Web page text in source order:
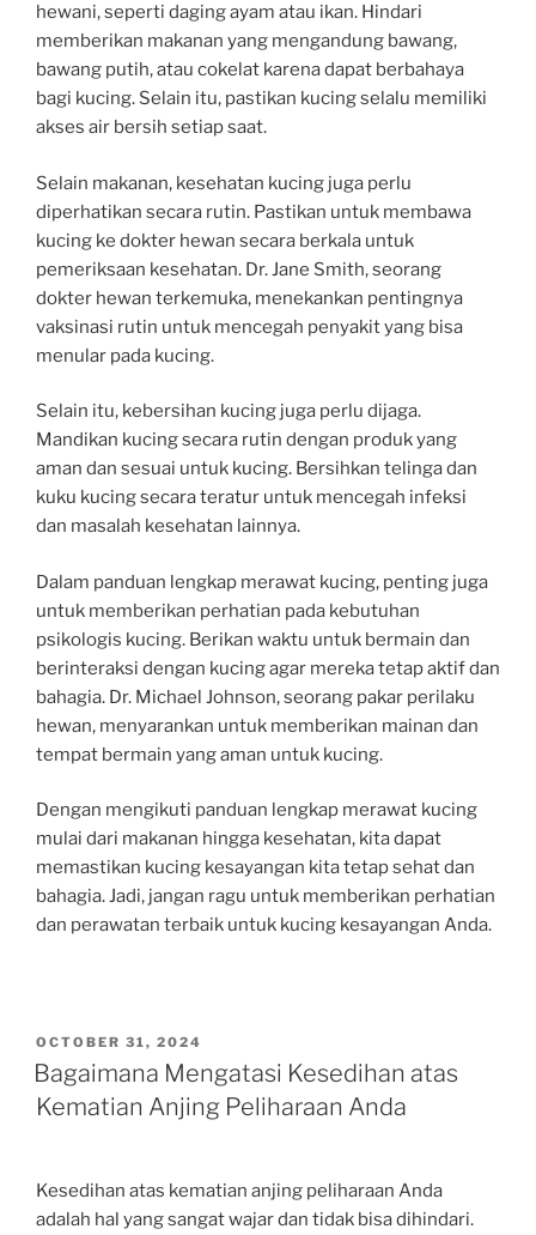
hewani, seperti daging ayam atau ikan. Hindari
memberikan makanan yang mengandung bawang,
bawang putih, atau cokelat karena dapat berbahaya
bagi kucing. Selain itu, pastikan kucing selalu memiliki
akses air bersih setiap saat.
Selain makanan, kesehatan kucing juga perlu
diperhatikan secara rutin. Pastikan untuk membawa
kucing ke dokter hewan secara berkala untuk
pemeriksaan kesehatan. Dr. Jane Smith, seorang
dokter hewan terkemuka, menekankan pentingnya
vaksinasi rutin untuk mencegah penyakit yang bisa
menular pada kucing.
Selain itu, kebersihan kucing juga perlu dijaga.
Mandikan kucing secara rutin dengan produk yang
aman dan sesuai untuk kucing. Bersihkan telinga dan
kuku kucing secara teratur untuk mencegah infeksi
dan masalah kesehatan lainnya.
Dalam panduan lengkap merawat kucing, penting juga
untuk memberikan perhatian pada kebutuhan
psikologis kucing. Berikan waktu untuk bermain dan
berinteraksi dengan kucing agar mereka tetap aktif dan
bahagia. Dr. Michael Johnson, seorang pakar perilaku
hewan, menyarankan untuk memberikan mainan dan
tempat bermain yang aman untuk kucing.
Dengan mengikuti panduan lengkap merawat kucing
mulai dari makanan hingga kesehatan, kita dapat
memastikan kucing kesayangan kita tetap sehat dan
bahagia. Jadi, jangan ragu untuk memberikan perhatian
dan perawatan terbaik untuk kucing kesayangan Anda.
POSTED
ON
OCTOBER 31, 2024
Bagaimana Mengatasi Kesedihan atas
Kematian Anjing Peliharaan Anda
Kesedihan atas kematian anjing peliharaan Anda
adalah hal yang sangat wajar dan tidak bisa dihindari.